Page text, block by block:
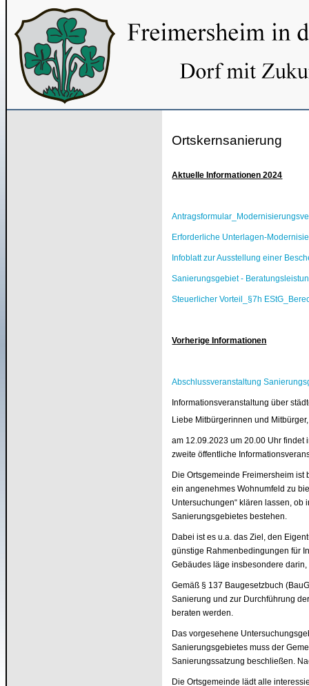
Ortskernsanierung
Aktuelle Informationen 2024
Erforderliche Unterlagen-
Infoblatt zur Ausstellung einer
Sanierungsgebiet -
Steuerlicher Vorteil_§7h
Vorherige Informationen
Abschlussveranstaltung
Informationsveranstaltung über
Liebe Mitbürgerinnen und Mitbürger,
am 12.09.2023 um 20.00 Uhr
zweite öffentliche
Die Ortsgemeinde Freimersheim
ein angenehmes Wohnumfeld zu
Untersuchungen“ klären lassen,
Sanierungsgebietes bestehen.
Dabei ist es u.a. das Ziel, den
günstige Rahmenbedingungen für
Gebäudes läge insbesondere
Gemäß § 137 Baugesetzbuch
Sanierung und zur Durchführung
beraten werden.
Das vorgesehene
Sanierungsgebietes muss der
Sanierungssatzung beschließen.
Die Ortsgemeinde lädt alle